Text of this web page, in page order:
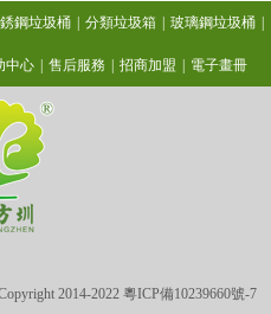
鋼垃圾桶 分類垃圾箱 玻璃鋼垃圾桶
中心 售后服務 招商加盟 電子畫冊
2014-2022 粵ICP備10239660號-7